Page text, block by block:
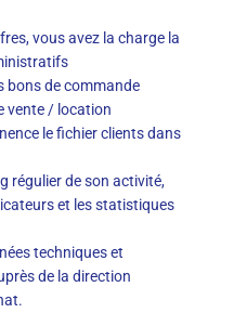
vous avez la charge la
bons de commande
vente / location
le fichier clients dans
régulier de son activité,
et les statistiques
techniques et
de la direction